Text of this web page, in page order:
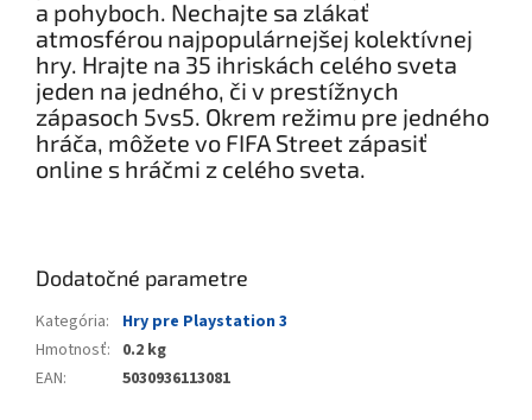
a pohyboch. Nechajte sa zlákať
atmosférou najpopulárnejšej kolektívnej
hry. Hrajte na 35 ihriskách celého sveta
jeden na jedného, či v prestížnych
zápasoch 5vs5. Okrem režimu pre jedného
hráča, môžete vo FIFA Street zápasiť
online s hráčmi z celého sveta.
Dodatočné parametre
Kategória:
Hry pre Playstation 3
Hmotnosť: 0.2 kg
EAN: 5030936113081